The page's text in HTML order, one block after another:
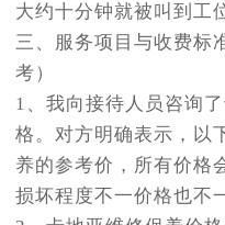
大约十分钟就被叫到工
三、服务项目与收费标
考）
1、我向接待人员咨询
格。对方明确表示，以
养的参考价，所有价格
损坏程度不一价格也不